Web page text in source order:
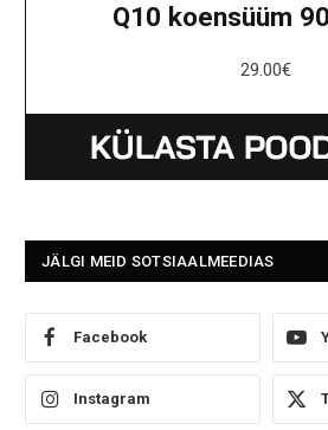
Q10 koensüüm
29.00€
JÄLGI MEID SOTSIAALMEEDIAS
Facebook
Instagram